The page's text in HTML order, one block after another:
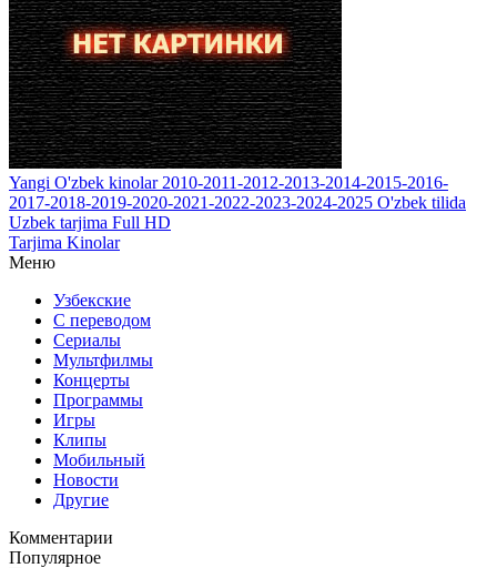
Yangi O'zbek kinolar 2010-2011-2012-2013-2014-2015-2016-
2017-2018-2019-2020-2021-2022-2023-2024-2025 O'zbek tilida
Uzbek tarjima Full HD
Tarjima Kinolar
Меню
Узбекские
С переводом
Сериалы
Мультфилмы
Концерты
Программы
Игры
Клипы
Мобильный
Новости
Другие
Комментарии
Популярное